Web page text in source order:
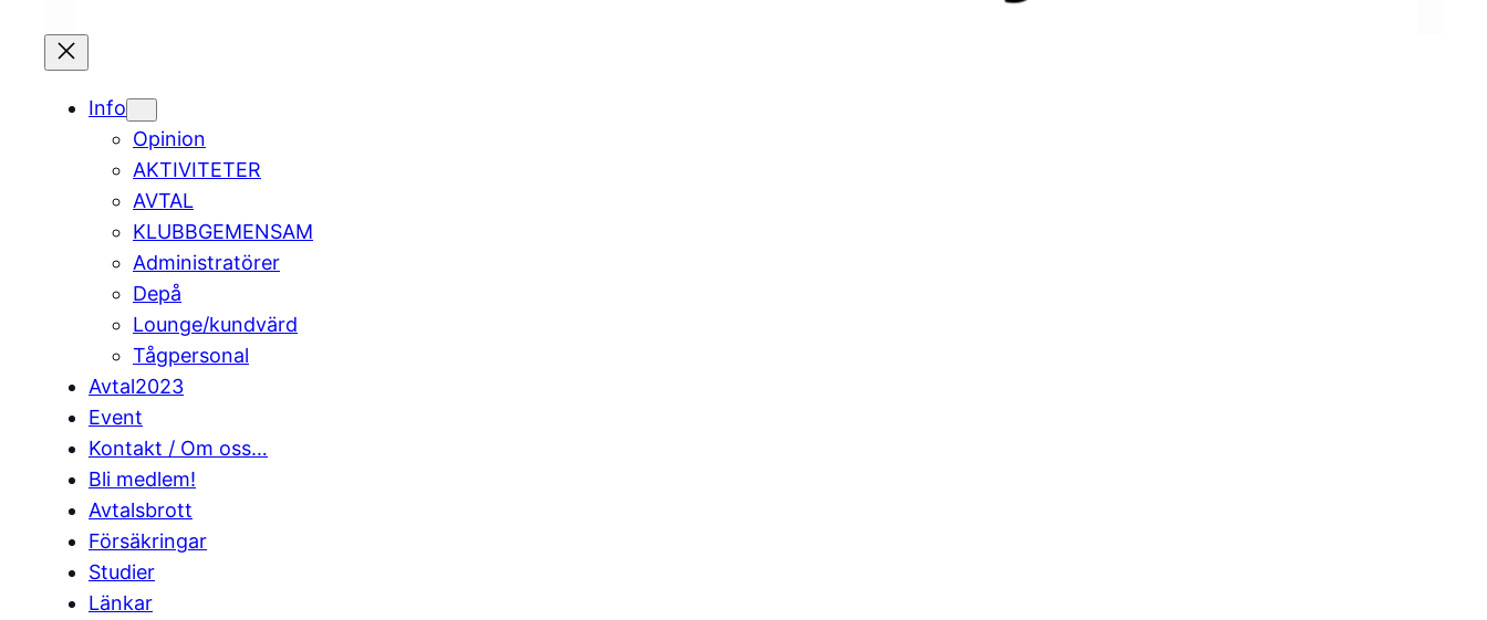
Info
Opinion
AKTIVITETER
AVTAL
KLUBBGEMENSAM
Administratörer
Depå
Lounge/kundvärd
Tågpersonal
Avtal2023
Event
Kontakt / Om oss…
Bli medlem!
Avtalsbrott
Försäkringar
Studier
Länkar